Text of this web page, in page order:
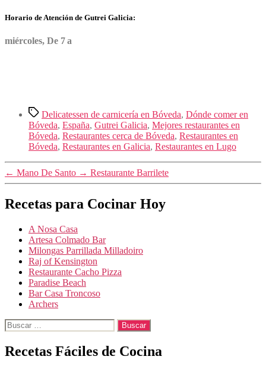
Horario de Atención de Gutrei Galicia:
miércoles, De 7 a
Etiquetas
Delicatessen de carnicería en Bóveda, Dónde comer en
Bóveda, España, Gutrei Galicia, Mejores restaurantes en
Bóveda, Restaurantes cerca de Bóveda, Restaurantes en
Bóveda, Restaurantes en Galicia, Restaurantes en Lugo
← Mano De Santo → Restaurante Barrilete
Recetas para Cocinar Hoy
A Nosa Casa
Artesa Colmado Bar
Milongas Parrillada Milladoiro
Raj of Kensington
Restaurante Cacho Pizza
Paradise Beach
Bar Casa Troncoso
Archers
Buscar:
Recetas Fáciles de Cocina